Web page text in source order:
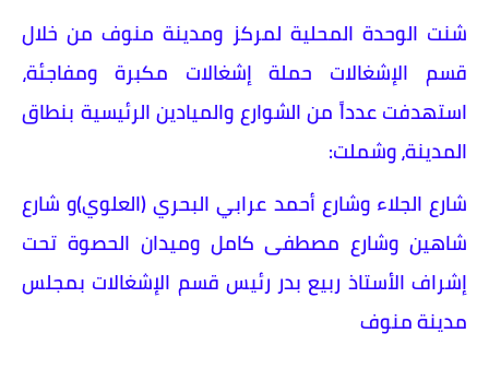
​شنت الوحدة المحلية لمركز ومدينة منوف من خلال
قسم الإشغالات حملة إشغالات مكبرة ومفاجئة،
استهدفت عدداً من الشوارع والميادين الرئيسية بنطاق
المدينة، وشملت:
​شارع الجلاء و​شارع أحمد عرابي البحري (العلوي)و ​شارع
شاهين وشارع مصطفى كامل و​ميدان الحصوة تحت
إشراف الأستاذ ربيع بدر رئيس قسم الإشغالات بمجلس
مدينة منوف